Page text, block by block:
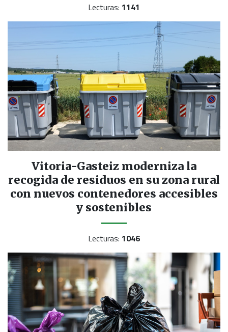
Lecturas: 1141
Vitoria-Gasteiz moderniza la
recogida de residuos en su zona rural
con nuevos contenedores accesibles
y sostenibles
Lecturas: 1046